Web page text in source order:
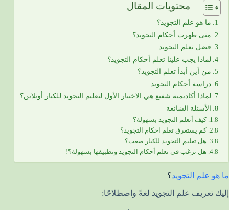
محتويات المقال
ما هو علم التجويد؟
متى ظهرت أحكام التجويد؟
فضل تعلم التجويد
لماذا يجب علينا تعلم أحكام التجويد؟
من أين أبدأ تعلم التجويد؟
دراسة أحكام التجويد
لماذا أكاديمية شفيع هي الاختيار الأول لتعليم التجويد للكبار أونلاين؟
الأسئلة الشائعة
كيف أتعلم التجويد بسهولة؟
كم يستغرق تعلم احكام التجويد؟
هل تعليم التجويد للكبار صعب؟
هل ترغب في تعلم أحكام التجويد وتطبيقها بسهولة؟!
ما هو علم التجويد؟
إليك تعريف علم التجويد لغةً واصطلاحًا: